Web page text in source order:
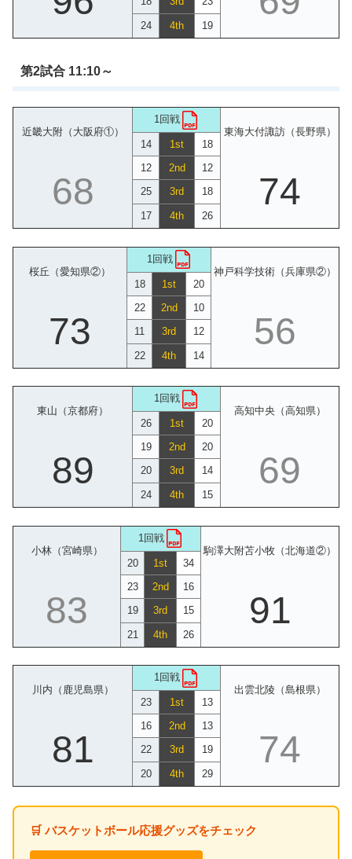
24 4th 19
第2試合 11:10～
近畿大附（大阪府①）
1回戦
東海大付諏訪（長野県）
14
1st 18
68
12 2nd 12
74
25 3rd 18
17 4th 26
桜丘（愛知県②）
1回戦
神戸科学技術（兵庫県②）
18
1st 20
73
22 2nd 10
56
11 3rd 12
22 4th 14
東山（京都府）
1回戦
高知中央（高知県）
26
1st 20
89
19 2nd 20
69
20 3rd 14
24 4th 15
小林（宮崎県）
1回戦
駒澤大附苫小牧（北海道②）
20
1st 34
83
23 2nd 16
91
19 3rd 15
21 4th 26
川内（鹿児島県）
1回戦
出雲北陵（島根県）
23
1st 13
81
16 2nd 13
74
22 3rd 19
20 4th 29
🛒 バスケットボール応援グッズをチェック